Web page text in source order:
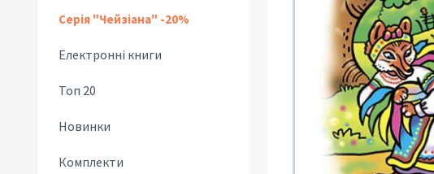
Серія "Чейзіана" -20%
Електронні книги
Топ 20
Новинки
Комплекти